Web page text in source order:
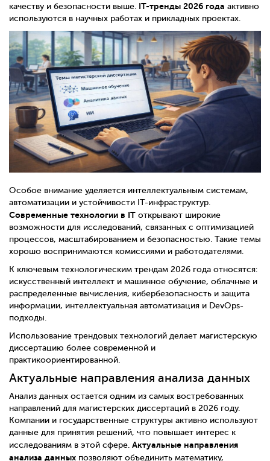
качеству и безопасности выше. IT-тренды 2026 года активно
используются в научных работах и прикладных проектах.
Особое внимание уделяется интеллектуальным системам,
автоматизации и устойчивости IT-инфраструктур.
Современные технологии в IT открывают широкие
возможности для исследований, связанных с оптимизацией
процессов, масштабированием и безопасностью. Такие темы
хорошо воспринимаются комиссиями и работодателями.
К ключевым технологическим трендам 2026 года относятся:
искусственный интеллект и машинное обучение, облачные и
распределенные вычисления, кибербезопасность и защита
информации, интеллектуальная автоматизация и DevOps-
подходы.
Использование трендовых технологий делает магистерскую
диссертацию более современной и
практикоориентированной.
Актуальные направления анализа данных
Анализ данных остается одним из самых востребованных
направлений для магистерских диссертаций в 2026 году.
Компании и государственные структуры активно используют
данные для принятия решений, что повышает интерес к
исследованиям в этой сфере. Актуальные направления
анализа данных позволяют объединить математику,